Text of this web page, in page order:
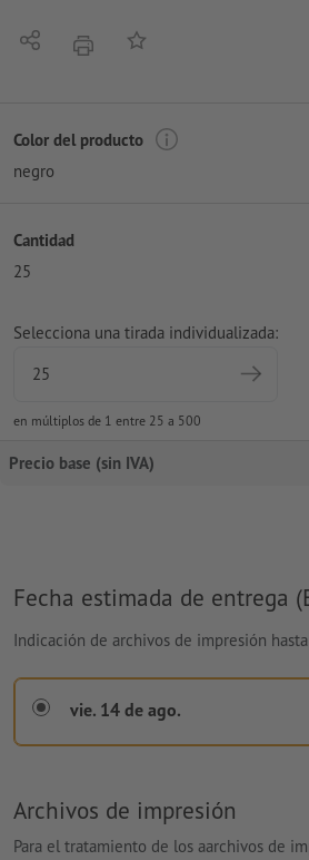
CompartirimprimirAñadir a lista de favoritos
Color del producto
negro
Cantidad
25
Selecciona una tirada individualizada:
en múltiplos de 1 entre 25 a 500
Precio base (sin IVA)
Fecha estimada de entrega
Indicación de archivos de impresión
vie. 14 de ago.
Archivos de impresión
Para el tratamiento de los aarchivos de